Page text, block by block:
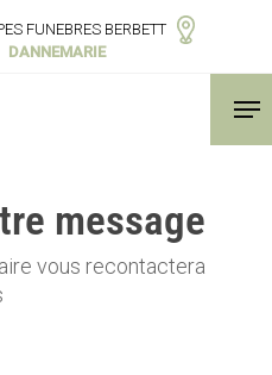
DANNEMARIE
FUNEBRES BERBETT
message
vous recontactera